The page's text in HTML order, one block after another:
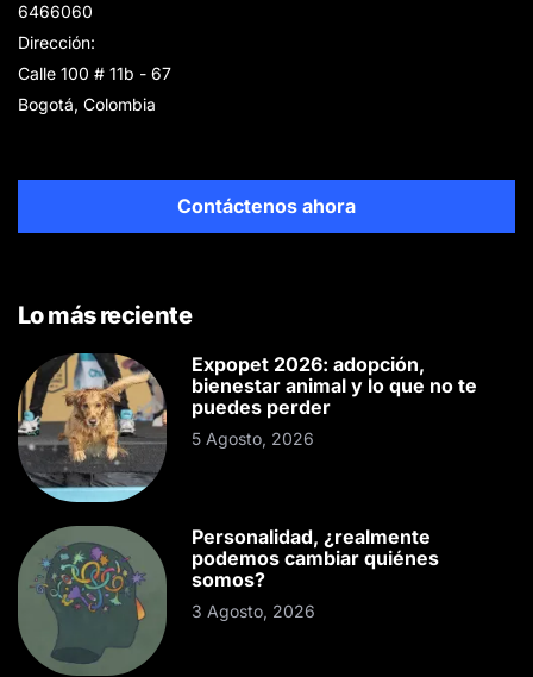
6466060
Dirección:
Calle 100 # 11b - 67
Bogotá, Colombia
Contáctenos ahora
Lo más reciente
Expopet 2026: adopción,
bienestar animal y lo que no te
puedes perder
5 Agosto, 2026
Personalidad, ¿realmente
podemos cambiar quiénes
somos?
3 Agosto, 2026